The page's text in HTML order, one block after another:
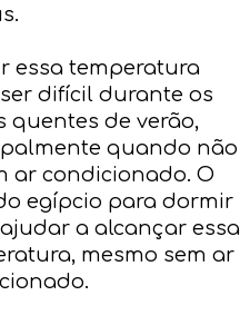
essa temperatura
difícil durante os
quentes de verão,
quando não
ar condicionado. O
egípcio para dormir
a alcançar essa
mesmo sem ar